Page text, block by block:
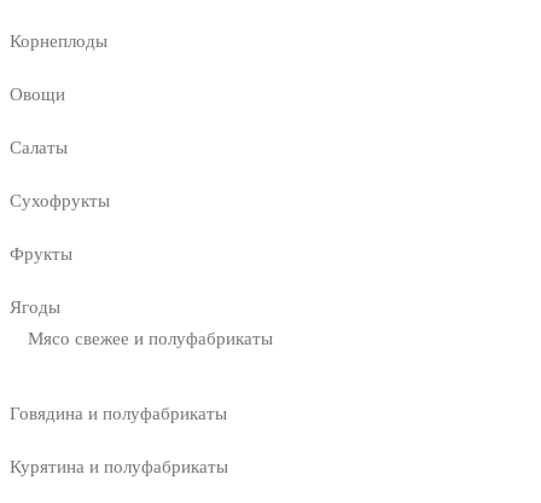
Корнеплоды
Овощи
Салаты
Сухофрукты
Фрукты
Ягоды
Мясо свежее и полуфабрикаты
Говядина и полуфабрикаты
Курятина и полуфабрикаты